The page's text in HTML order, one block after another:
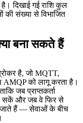
दिखाई गई राशि कुल
की संख्या से विभाजित
बना सकते हैं
है, जो MQTT,
को लागू करता है।
जब प्राप्तकर्ता
सकें और जब वे फिर से
जाते हैं — सेवाओं के बीच